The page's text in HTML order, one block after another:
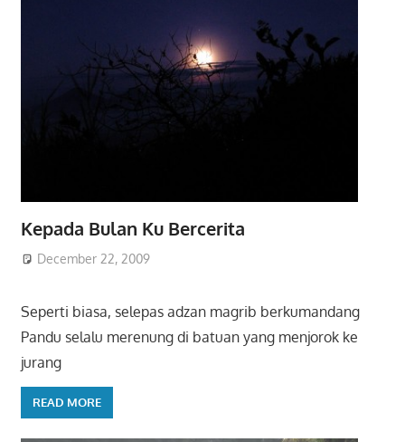
Kepada Bulan Ku Bercerita
December 22, 2009
Seperti biasa, selepas adzan magrib berkumandang
Pandu selalu merenung di batuan yang menjorok ke
jurang
READ MORE